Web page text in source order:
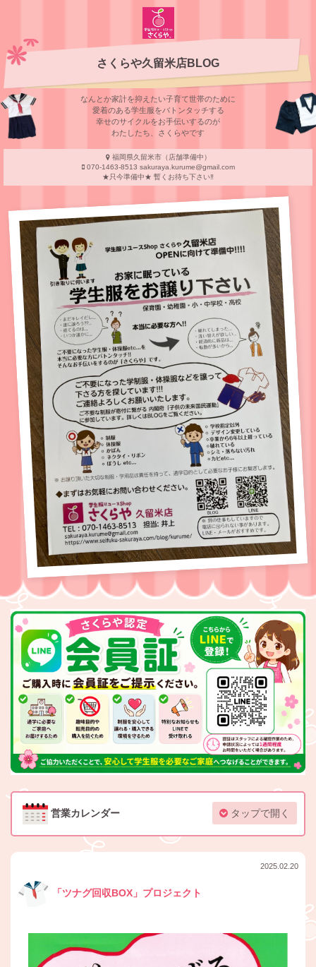
さくらや久留米店BLOG
なんとか家計を抑えたい子育て世帯のために
愛着のある学⽣服をバトンタッチする
幸せのサイクルをお⼿伝いするのが
わたしたち、さくらやです
福岡県久留米市（店舗準備中）
070-1463-8513 sakuraya.kurume@gmail.com
★只今準備中★ 暫くお待ち下さい‼︎
営業カレンダー タップで開く
2025.02.20
「ツナグ回収BOX」プロジェクト